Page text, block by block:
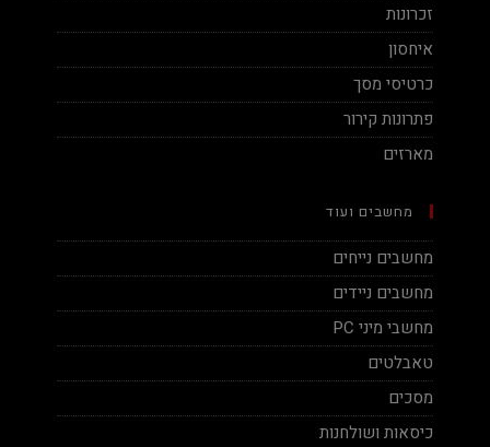
זכרונות
איחסון
כרטיסי מסך
פתרונות קירור
מארזים
מחשבים ועוד
מחשבים נייחים
מחשבים ניידים
מחשבי מיני PC
טאבלטים
מסכים
כיסאות ושולחנות